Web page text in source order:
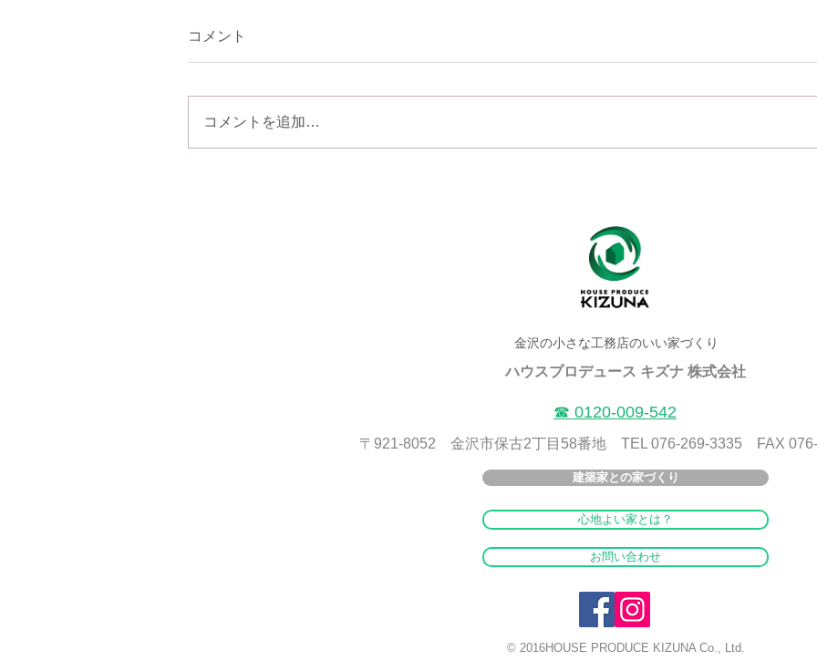
コメント
コメントを追加…
金沢の小さな工務店のいい家づくり
ハウスプロデュース キズナ 株式会社
​☎ 0120-009-542
〒921-8052 金沢市保古2丁目58番地 TEL 076-269-3335 FAX
建築家との家づくり
心地よい家とは？
お問い合わせ
© 2016HOUSE PRODUCE KIZUNA Co., Ltd.